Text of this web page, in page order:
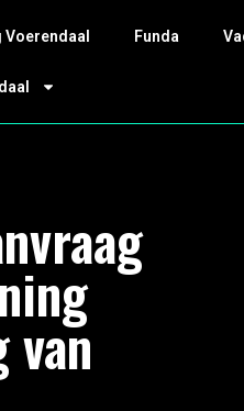
Funda